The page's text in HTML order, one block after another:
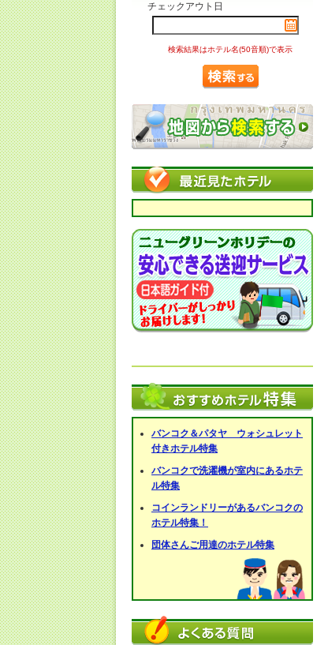
チェックアウト日
検索結果はホテル名(50音順)で表示
バンコク＆パタヤ ウォシュレット
付きホテル特集
バンコクで洗濯機が室内にあるホテ
ル特集
コインランドリーがあるバンコクの
ホテル特集！
団体さんご用達のホテル特集